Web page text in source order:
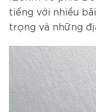
tiếng với nhiều
trọng và những